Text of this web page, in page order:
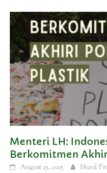
Menteri LH:
Berkomitmen
August 25, 2025 Nurul